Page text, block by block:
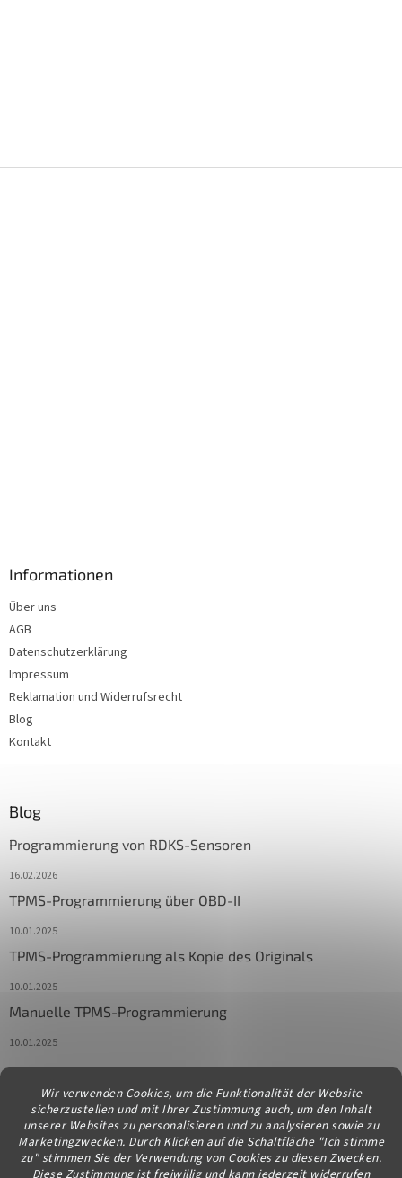
Wir verwenden Cookies, um die Funktionalität der Website
sicherzustellen und mit Ihrer Zustimmung auch, um den Inhalt
unserer Websites zu personalisieren und zu analysieren sowie zu
Marketingzwecken. Durch Klicken auf die Schaltfläche "Ich stimme
zu" stimmen Sie der Verwendung von Cookies zu diesen Zwecken.
Diese Zustimmung ist freiwillig und kann jederzeit widerrufen
Informationen
Über uns
AGB
Datenschutzerklärung
Impressum
Reklamation und Widerrufsrecht
Blog
Kontakt
Blog
Programmierung von RDKS-Sensoren
16.02.2026
TPMS-Programmierung über OBD-II
10.01.2025
TPMS-Programmierung als Kopie des Originals
10.01.2025
Manuelle TPMS-Programmierung
10.01.2025
Kontakt
info@diagstore.at